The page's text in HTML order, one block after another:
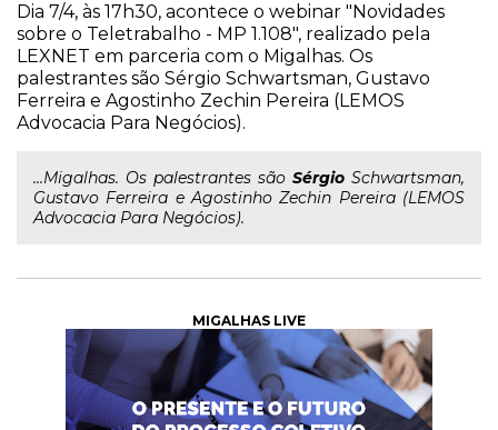
Dia 7/4, às 17h30, acontece o webinar "Novidades
sobre o Teletrabalho - MP 1.108", realizado pela
LEXNET em parceria com o Migalhas. Os
palestrantes são Sérgio Schwartsman, Gustavo
Ferreira e Agostinho Zechin Pereira (LEMOS
Advocacia Para Negócios).
...Migalhas. Os palestrantes são Sérgio Schwartsman,
Gustavo Ferreira e Agostinho Zechin Pereira (LEMOS
Advocacia Para Negócios).
MIGALHAS LIVE